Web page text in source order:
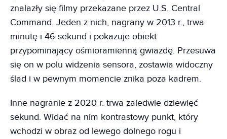
znalazły się filmy przekazane przez U.S. Central
Command. Jeden z nich, nagrany w 2013 r., trwa
minutę i 46 sekund i pokazuje obiekt
przypominający ośmioramienną gwiazdę. Przesuwa
się on w polu widzenia sensora, zostawia widoczny
ślad i w pewnym momencie znika poza kadrem.
Inne nagranie z 2020 r. trwa zaledwie dziewięć
sekund. Widać na nim kontrastowy punkt, który
wchodzi w obraz od lewego dolnego rogu i